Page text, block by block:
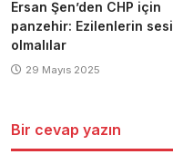
Ersan Şen’den CHP için
panzehir: Ezilenlerin sesi
olmalılar
29 Mayıs 2025
Bir cevap yazın